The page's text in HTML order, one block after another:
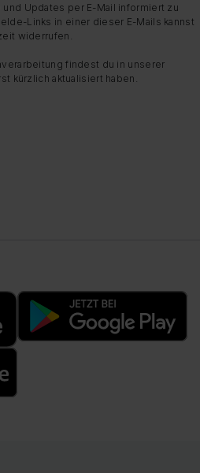
Updates per E-Mail informiert zu
Links in einer dieser E-Mails kannst
widerrufen.
findest du in unserer
kürzlich aktualisiert haben.